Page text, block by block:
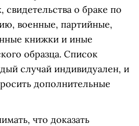
о браке по
военные, партийные,
книжки и иные
образца. Список
случай индивидуален, и
дополнительные
что доказать